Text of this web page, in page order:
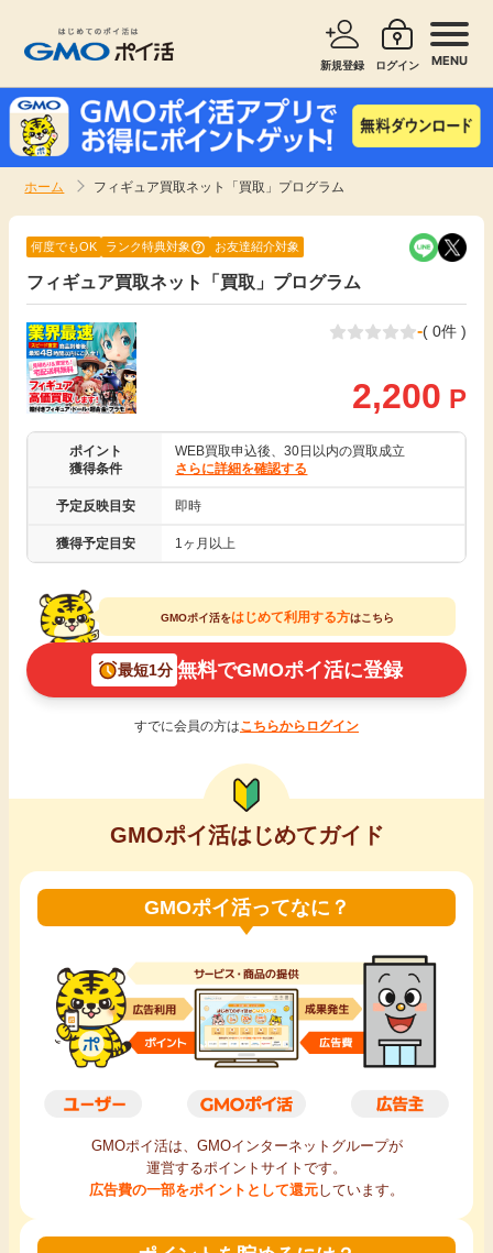
新規登録 ログイン MENU
ホーム フィギュア買取ネット「買取」プログラム
新着
高還元
無料
即日還元
アンケート
ゲーム
お友達紹介
毎日ゲット
特集一覧
GMOポイ活の使い方
サービスで探す ショッピングで探す
無料サービス
エンタメ
クレジットカード
暮らし
学び
進学・教育
月額有料サービス
何度でもOK ランク特典対象 お友達紹介対象
フィギュア買取ネット「買取」プログラム
-( 0件 )
2,200 P
ポイント
獲得条件
WEB買取申込後、30日以内の買取成立
さらに詳細を確認する
予定反映目安 即時
獲得予定目安 1ヶ月以上
GMOポイ活をはじめて利用する方はこちら
最短1分 無料でGMOポイ活に登録
すでに会員の方はこちらからログイン
GMOポイ活はじめてガイド
GMOポイ活ってなに？
GMOポイ活は、GMOインターネットグループが
運営するポイントサイトです。
広告費の一部をポイントとして還元しています。